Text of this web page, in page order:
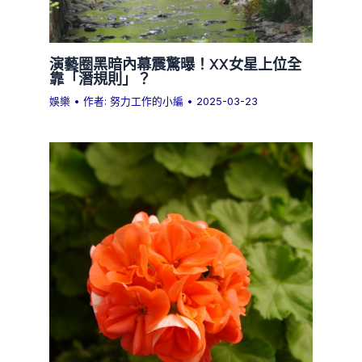
演藝圈黑暗內幕震驚曝！XX女星上位全
靠「潛規則」？
娛樂 • 作者:努力工作的小編 • 2025-03-23